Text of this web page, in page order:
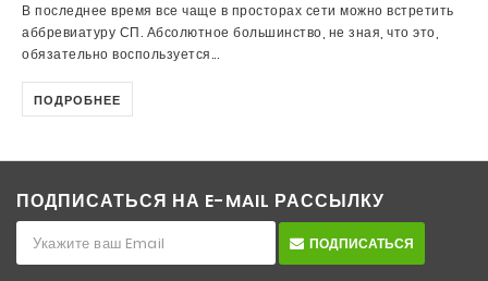
В последнее время все чаще в просторах сети можно встретить
аббревиатуру СП. Абсолютное большинство, не зная, что это,
обязательно воспользуется...
ПОДРОБНЕЕ
ПОДПИСАТЬСЯ НА E-MAIL РАССЫЛКУ
ПОДПИСАТЬСЯ